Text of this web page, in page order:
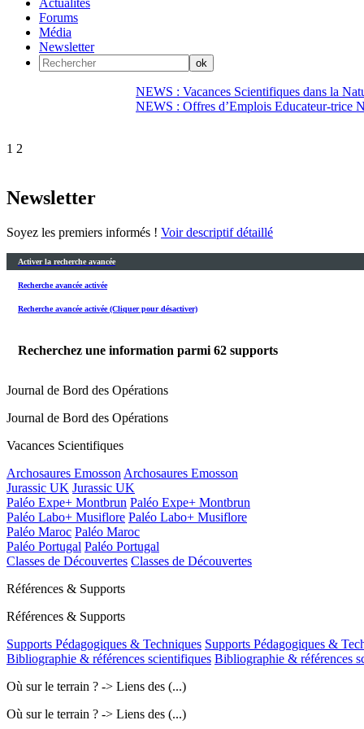
Actualités
Forums
Média
Newsletter
NEWS : Vacances Scientifiques dans la
NEWS : Offres d’Emplois Educateur-trice
1 2
Newsletter
Soyez les premiers informés ! Voir descriptif détaillé
Activer la recherche avancée
Recherche avancée activée
Recherche avancée activée (Cliquer pour désactiver)
Recherchez une information parmi 62 supports
Journal de Bord des Opérations
Journal de Bord des Opérations
Vacances Scientifiques
Archosaures Emosson Archosaures Emosson
Jurassic UK Jurassic UK
Paléo Expe+ Montbrun Paléo Expe+ Montbrun
Paléo Labo+ Musiflore Paléo Labo+ Musiflore
Paléo Maroc Paléo Maroc
Paléo Portugal Paléo Portugal
Classes de Découvertes Classes de Découvertes
Références & Supports
Références & Supports
Supports Pédagogiques & Techniques Supports Pédagogiques &
Bibliographie & références scientifiques Bibliographie & références
Où sur le terrain ? -> Liens des (...)
Où sur le terrain ? -> Liens des (...)